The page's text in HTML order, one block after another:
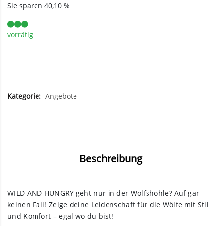
Sie sparen 40,10 %
vorrätig
Kategorie: Angebote
Beschreibung
WILD AND HUNGRY geht nur in der Wolfshöhle? Auf gar
keinen Fall! Zeige deine Leidenschaft für die Wölfe mit Stil
und Komfort – egal wo du bist!